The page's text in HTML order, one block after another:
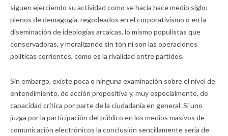
siguen ejerciendo su actividad como se hacía hace medio siglo:
plenos de demagogia, regodeados en el corporativismo o en la
diseminación de ideologías arcaicas, lo mismo populistas que
conservadoras, y moralizando sin ton ni son las operaciones
políticas corrientes, como es la rivalidad entre partidos.
Sin embargo, existe poca o ninguna examinación sobre el nivel de
entendimiento, de acción propositiva y, muy especialmente, de
capacidad crítica por parte de la ciudadanía en general. Si uno
juzga por la participación del público en los medios masivos de
comunicación electrónicos la conclusión sencillamente sería de